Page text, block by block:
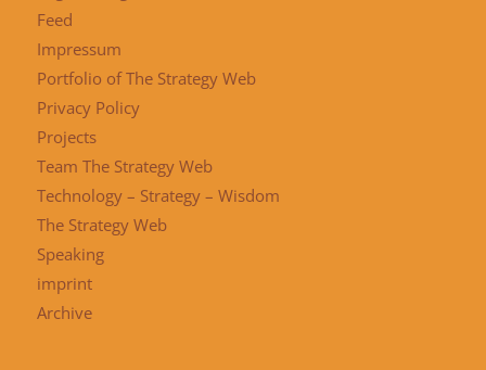
Feed
Impressum
Portfolio of The Strategy Web
Privacy Policy
Projects
Team The Strategy Web
Technology – Strategy – Wisdom
The Strategy Web
Speaking
imprint
Archive